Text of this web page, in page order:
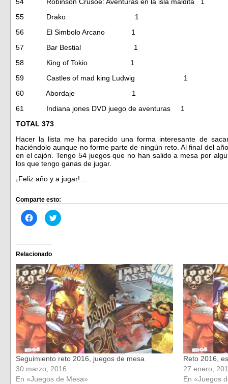
55 Drako 1
56 El Simbolo Arcano 1
57 Bar Bestial 1
58 King of Tokio 1
59 Castles of mad king Ludwig 1
60 Abordaje 1
61 Indiana jones DVD juego de aventuras 1
TOTAL 373
Hacer la lista me ha parecido una forma interesante de
haciéndolo aunque no forme parte de ningún reto. Al final del
en el cajón. Tengo 54 juegos que no han salido a mesa por
los que tengo ganas de jugar.
¡Feliz año y a jugar!…
Comparte esto:
Haz
clic
Facebook
(Se
abre
en
una
ventana
nueva)
Haz
clic
en
una
ventana
nueva)
Relacionado
Seguimiento reto 2016, juegos de mesa
30 marzo, 2016
En «Juegos de Mesa»
Reto 2016,
27 enero,
En «Juegos